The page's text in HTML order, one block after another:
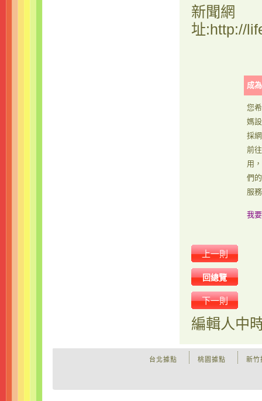
新聞網
址:http://
成
您
媽
採
前
用
們
服
我
上一則
回總覽
下一則
編輯人中
新竹
桃園據點
台北據點